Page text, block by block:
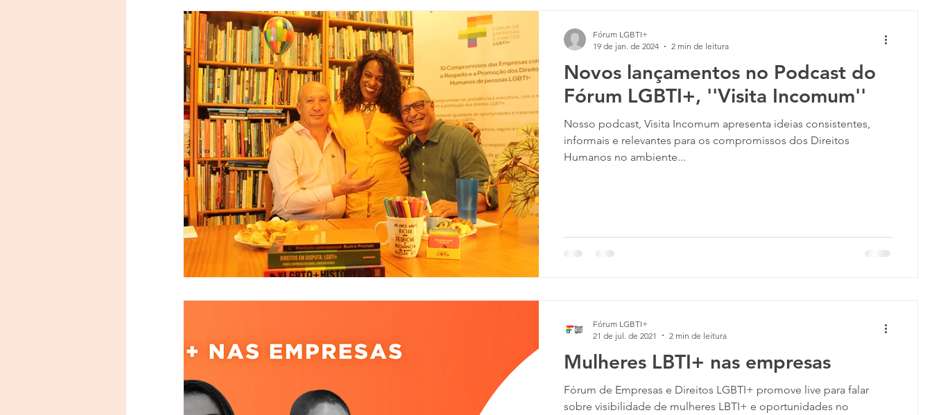
Por parceiros do Fórum Manuais e Cartilhas Pesquisas Artigos
Manifesto Podcast
Novos lançamentos no Podcast do
Fórum LGBTI+, ''Visita Incomum''
Nosso podcast, Visita Incomum apresenta ideias consistentes,
informais e relevantes para os compromissos dos Direitos
Humanos no ambiente...
Fórum LGBTI+
19 de jan. de 2024
2 min de leitura
Mulheres LBTI+ nas empresas
Fórum de Empresas e Direitos LGBTI+ promove live para falar
sobre visibilidade de mulheres LBTI+ e oportunidades no
Fórum LGBTI+
21 de jul. de 2021
2 min de leitura